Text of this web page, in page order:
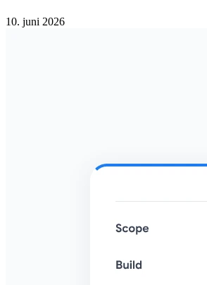
10. juni 2026